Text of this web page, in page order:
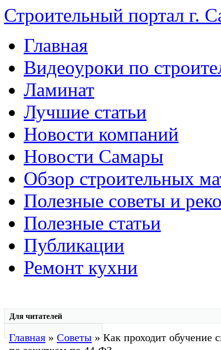
Строительный портал г.
Главная
Видеоуроки по
Ламинат
Лучшие статьи
Новости компаний
Новости Самары
Обзор строительных
Полезные советы и
Полезные статьи
Публикации
Ремонт кухни
Для читателей
Главная»Советы» Как проходит обучение